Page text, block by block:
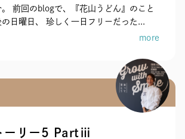
前回のblogで、『花山うどん』のこと
日曜日、 珍しく一日フリーだった...
more
ーリー5 Partⅲ